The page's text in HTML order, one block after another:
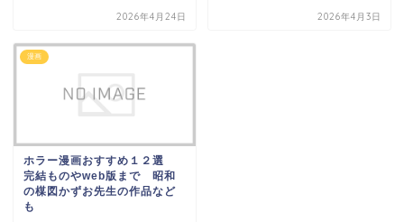
2026年4月24日 2026年4月3日
漫画
ホラー漫画おすすめ１２選
完結ものやweb版まで 昭和
の楳図かずお先生の作品など
も